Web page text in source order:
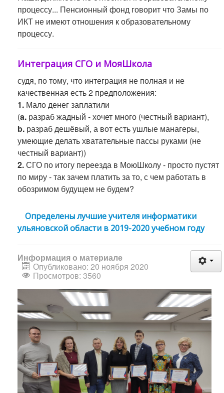
процессу... Пенсионный фонд говорит что Замы по
ИКТ не имеют отношения к образовательному
процессу.
Интеграция СГО и МояШкола
судя, по тому, что интеграция не полная и не
качественная есть 2 предположения:
1. Мало денег заплатили
(a. разраб жадный - хочет много (честный вариант),
b. разраб дешёвый, а вот есть ушлые манагеры,
умеющие делать хватательные пассы руками (не
честный вариант))
2.СГО по итогу переезда в МоюШколу - просто пустят
по миру - так зачем платить за то, с чем работать в
обозримом будущем не будем?
Определены лучшие учителя информатики
ульяновской области в 2019-2020 учебном году
Информация о материале
Опубликовано: 20 ноября 2020
Просмотров: 3560